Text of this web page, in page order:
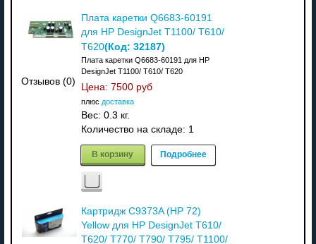
Отзывов (0)
Плата каретки Q6683-60191
для HP DesignJet T1100/ T610/
T620(Код: 32187)
Плата каретки Q6683-60191 для HP
DesignJet T1100/ T610/ T620
Цена: 7500 руб
плюс доставка
Вес: 0.3 кг.
Количество на складе: 1
В корзину Подробнее
Картридж C9373A (HP 72)
Yellow для HP DesignJet T610/
T620/ T770/ T790/ T795/ T1100/